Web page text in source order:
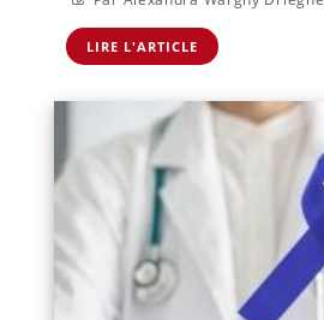
LIRE L'ARTICLE